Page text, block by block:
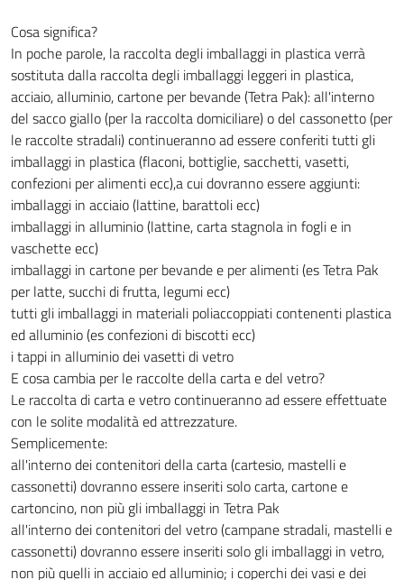
Cosa significa?
In poche parole, la raccolta degli imballaggi in plastica verrà
sostituta dalla raccolta degli imballaggi leggeri in plastica,
acciaio, alluminio, cartone per bevande (Tetra Pak): all'interno
del sacco giallo (per la raccolta domiciliare) o del cassonetto (per
le raccolte stradali) continueranno ad essere conferiti tutti gli
imballaggi in plastica (flaconi, bottiglie, sacchetti, vasetti,
confezioni per alimenti ecc),a cui dovranno essere aggiunti:
imballaggi in acciaio (lattine, barattoli ecc)
imballaggi in alluminio (lattine, carta stagnola in fogli e in
vaschette ecc)
imballaggi in cartone per bevande e per alimenti (es Tetra Pak
per latte, succhi di frutta, legumi ecc)
tutti gli imballaggi in materiali poliaccoppiati contenenti plastica
ed alluminio (es confezioni di biscotti ecc)
i tappi in alluminio dei vasetti di vetro
E cosa cambia per le raccolte della carta e del vetro?
Le raccolta di carta e vetro continueranno ad essere effettuate
con le solite modalità ed attrezzature.
Semplicemente:
all'interno dei contenitori della carta (cartesio, mastelli e
cassonetti) dovranno essere inseriti solo carta, cartone e
cartoncino, non più gli imballaggi in Tetra Pak
all'interno dei contenitori del vetro (campane stradali, mastelli e
cassonetti) dovranno essere inseriti solo gli imballaggi in vetro,
non più quelli in acciaio ed alluminio; i coperchi dei vasi e dei